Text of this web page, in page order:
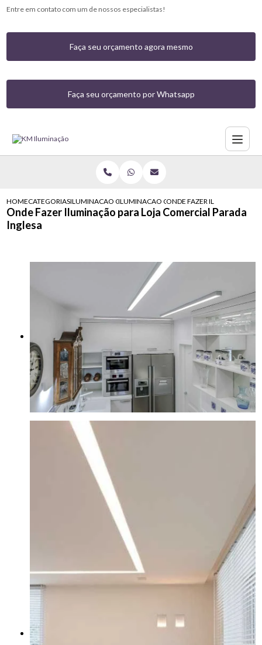
Entre em contato com um de nossos especialistas!
Faça seu orçamento agora mesmo
Faça seu orçamento por Whatsapp
HOMECATEGORIASILUMINACAO COMERCIALILUMINACAO COMERCIAL COM LED
ONDE FAZER ILUMINACAO
Onde Fazer Iluminação para Loja Comercial Parada
Inglesa